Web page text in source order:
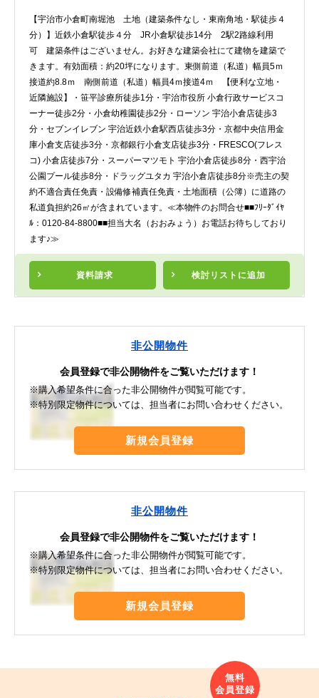
資料請求 検討リスト に追加
【宇治市小倉町南堀池 土地（建築条件なし・東南角地・駅徒歩４
分）】近鉄小倉駅徒歩４分 JR小倉駅徒歩14分 2駅2路線利用
可 建築条件はございません。お好きな建築会社にて建物を建築で
きます。有効面積：約20坪になります。東側前道（私道）幅員5ｍ
接道約8.8ｍ 南側前道（私道）幅員4ｍ接道4ｍ 【便利な立地・
近隣施設】・笹平診療所徒歩1分・宇治市役所 小倉行政サービスコ
ーナー徒歩2分・小倉幼稚園徒歩2分・ローソン 宇治小倉店徒歩3
分・セブンイレブン 宇治近鉄小倉駅西店徒歩3分・京都中央信用金
庫小倉支店徒歩3分・京都銀行小倉支店徒歩3分・FRESCO(フレス
コ) 小倉店徒歩7分・スーパーマツモト 宇治小倉店徒歩8分・西宇治
公園プール徒歩8分・ドラッグユタカ 宇治小倉店徒歩8分※売主の契
約不適合責任免責・設備修補責任免責・土地面積（公簿）に道路の
私道負担約26㎡が含まれています。≪本物件のお問合せ■■ﾌﾘｰﾀﾞｲﾔ
ﾙ：0120-84-8800■■担当大名（おおみょう）お電話お待ちしており
ます♪≫
非公開物件
会員登録で非公開物件をご覧いただけます！
※購入希望条件に合った非公開物件が閲覧可能です。
※特別限定物件については、担当者にお問い合わせください。
新規会員登録
非公開物件
会員登録で非公開物件をご覧いただけます！
※購入希望条件に合った非公開物件が閲覧可能です。
※特別限定物件については、担当者にお問い合わせください。
新規会員登録